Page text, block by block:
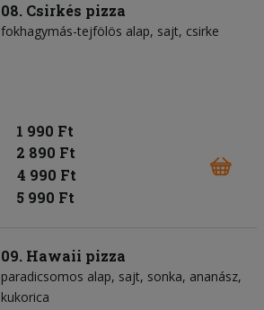
08. Csirkés pizza
fokhagymás-tejfölös alap sajt csirke
1 990 Ft
2 890 Ft
4 990 Ft
5 990 Ft
09. Hawaii pizza
paradicsomos alap sajt sonka ananász
kukorica